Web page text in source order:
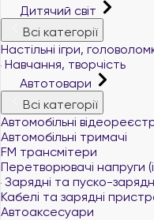
Дитячий світ
Всі категорії
Настільні ігри,
Навчання, творчість
Автотовари
Всі категорії
Автомобільні
Автомобільні тримачі
FM трансмітери
Перетворювачі напруги
Зарядні та пуско-
Кабелі та зарядні
Автоаксесуари